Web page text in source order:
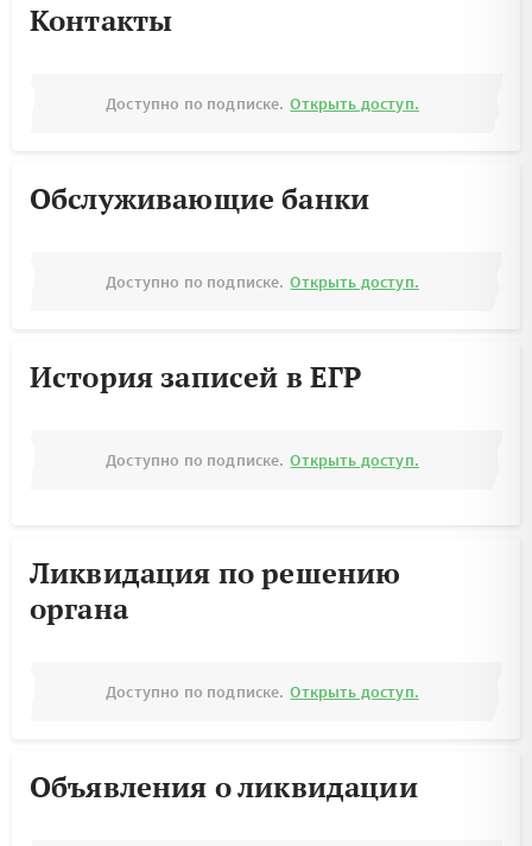
Контакты
Доступно по подписке. Открыть доступ.
Обслуживающие банки
Доступно по подписке. Открыть доступ.
История записей в ЕГР
Доступно по подписке. Открыть доступ.
Ликвидация по решению
органа
Доступно по подписке. Открыть доступ.
Объявления о ликвидации